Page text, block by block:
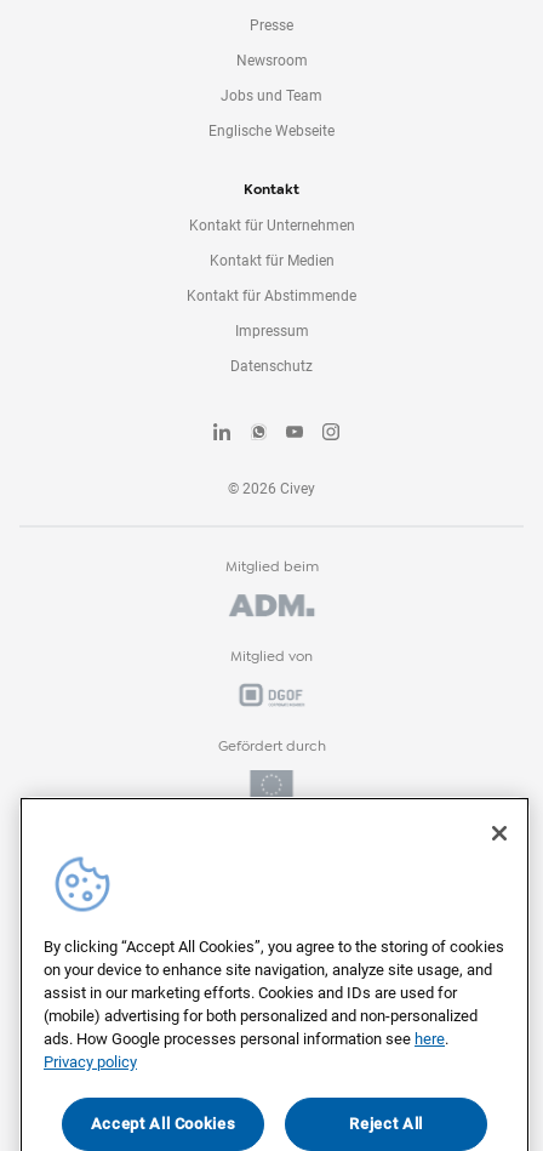
Presse
Newsroom
Jobs und Team
Englische Webseite
Kontakt
Kontakt für Unternehmen
Kontakt für Medien
Kontakt für Abstimmende
Impressum
Datenschutz
© 2026 Civey
Mitglied beim
Mitglied von
Gefördert durch
Auf deutschen Servern von
Als Arbeitgeber ausgezeichnet von
By clicking “Accept All Cookies”, you agree to the storing of cookies
on your device to enhance site navigation, analyze site usage, and
assist in our marketing efforts. Cookies and IDs are used for
(mobile) advertising for both personalized and non-personalized
ads. How Google processes personal information see here.
Privacy policy
Accept All Cookies Reject All